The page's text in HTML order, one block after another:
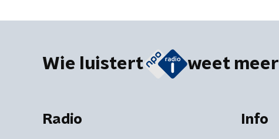
Wie luistert weet meer
Radio Info